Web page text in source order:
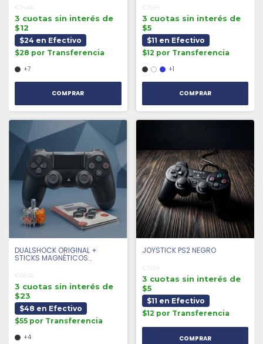
€34,66
3 cuotas sin interés de
$12
$24 en Efectivo
$28 por Transferencia
+7
COMPRAR
€15,54
3 cuotas sin interés de
$5
$11 en Efectivo
$12 por Transferencia
+1
COMPRAR
DUALSHOCK ORIGINAL +
STICKS MAGNÉTICOS
SEMINUEVO
€68,36
3 cuotas sin interés de
$23
$48 en Efectivo
$55 por Transferencia
+4
JOYSTICK PS2 NEGRO
€15,54
3 cuotas sin interés de
$5
$11 en Efectivo
$12 por Transferencia